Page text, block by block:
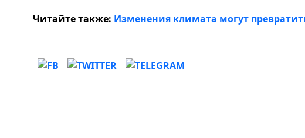
Читайте также: Изменения климата могут